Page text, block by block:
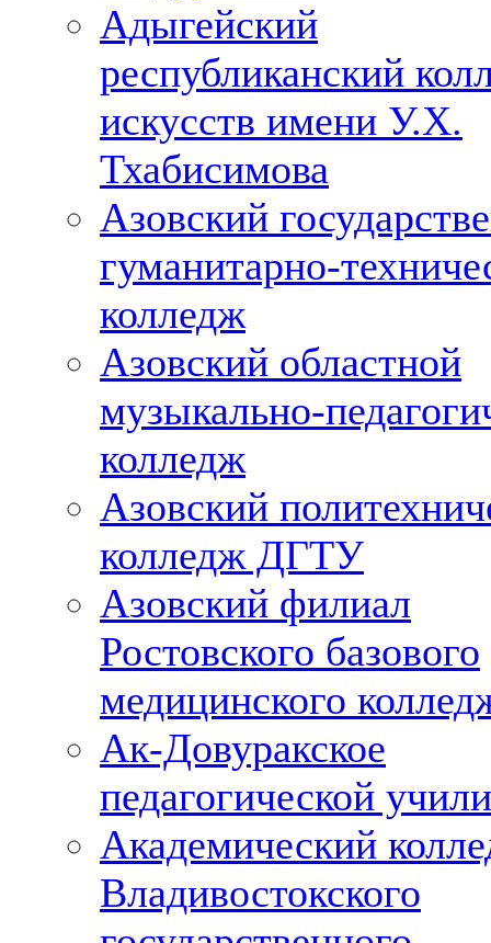
Адыгейский
республиканский
искусств имени У.Х.
Тхабисимова
Азовский
гуманитарно-
колледж
Азовский областной
музыкально-
колледж
Азовский
колледж ДГТУ
Азовский филиал
Ростовского базового
медицинского
Ак-Довуракское
педагогической
Академический
Владивостокского